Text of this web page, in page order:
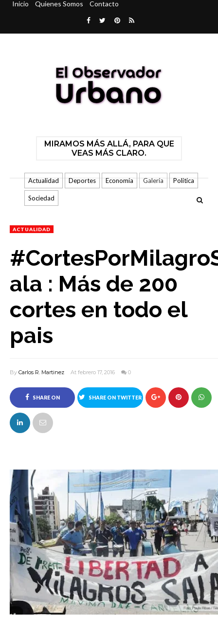
Inicio Quienes Somos Contacto
MIRAMOS MÁS ALLÁ, PARA QUE
VEAS MÁS CLARO.
Actualidad Deportes Economía Galería Politica
Sociedad
ACTUALIDAD
ala : Más de 200
cortes en todo el
pais
By Carlos R. Martinez At febrero 17, 2016 0
SHARE ON
FACEBOOK
SHARE ON TWITTER